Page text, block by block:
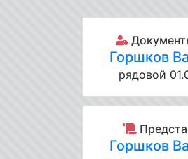
Горшков
рядовой
Горшков